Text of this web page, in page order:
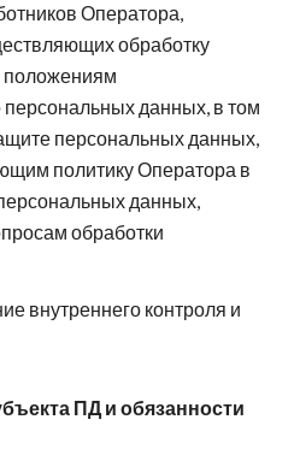
Оператора,
обработку
положениям
персональных данных, в том
персональных данных,
политику Оператора в
данных,
обработки
внутреннего контроля и
ПД и обязанности